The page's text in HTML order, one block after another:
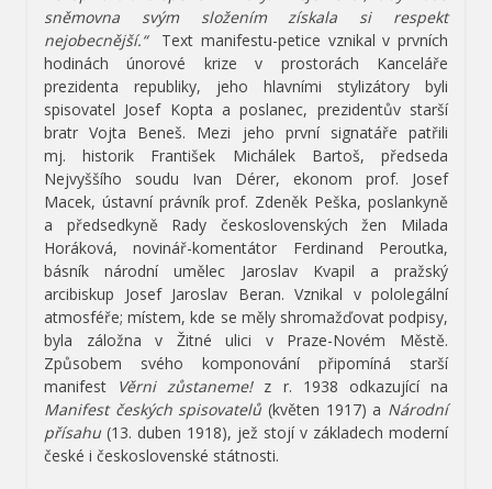
sněmovna svým složením získala si respekt
nejobecnější.“ Text manifestu-petice vznikal v prvních
hodinách únorové krize v prostorách Kanceláře
prezidenta republiky, jeho hlavními stylizátory byli
spisovatel Josef Kopta a poslanec, prezidentův starší
bratr Vojta Beneš. Mezi jeho první signatáře patřili
mj. historik František Michálek Bartoš, předseda
Nejvyššího soudu Ivan Dérer, ekonom prof. Josef
Macek, ústavní právník prof. Zdeněk Peška, poslankyně
a předsedkyně Rady československých žen Milada
Horáková, novinář-komentátor Ferdinand Peroutka,
básník národní umělec Jaroslav Kvapil a pražský
arcibiskup Josef Jaroslav Beran. Vznikal v pololegální
atmosféře; místem, kde se měly shromažďovat podpisy,
byla záložna v Žitné ulici v Praze-Novém Městě.
Způsobem svého komponování připomíná starší
manifest Věrni zůstaneme! z r. 1938 odkazující na
Manifest českých spisovatelů (květen 1917) a Národní
přísahu (13. duben 1918), jež stojí v základech moderní
české i československé státnosti.